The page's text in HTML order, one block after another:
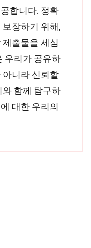
합니다. 정확
보장하기 위해,
제출물을 세심
우리가 공유하
아니라 신뢰할
와 함께 탐구하
대한 우리의